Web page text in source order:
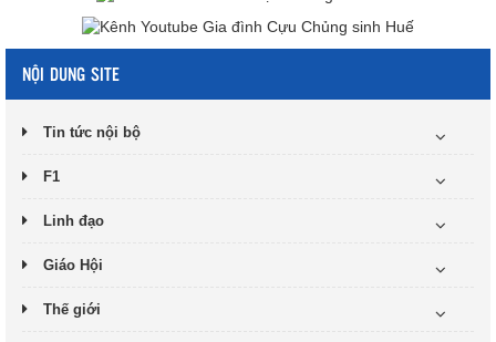
NỘI DUNG SITE
Tin tức nội bộ
F1
Linh đạo
Giáo Hội
Thế giới